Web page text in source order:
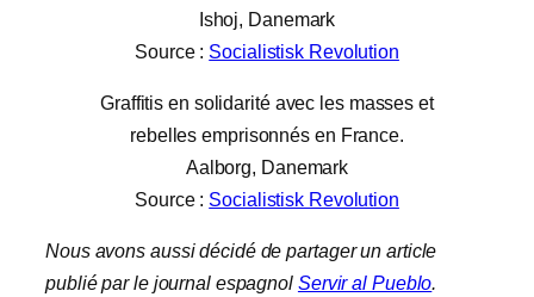
Ishoj, Danemark
Source : Socialistisk Revolution
Graffitis en solidarité avec les masses et
rebelles emprisonnés en France.
Aalborg, Danemark
Source : Socialistisk Revolution
Nous avons aussi décidé de partager un article
publié par le journal espagnol Servir al Pueblo.